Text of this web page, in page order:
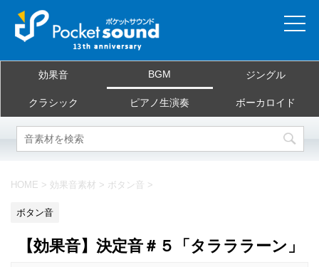
当サイトについて
ご利用規約
お問合せ
効果音 BGM ジングル
クラシック ピアノ生演奏 ボーカロイド
HOME > 効果音素材 > ボタン音 >
ボタン音
【効果音】決定音＃５「タラララーン」